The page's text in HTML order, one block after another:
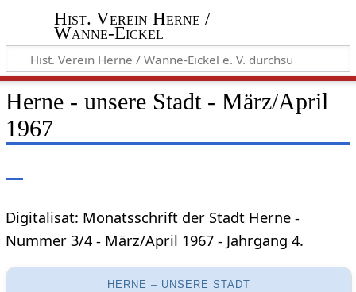
Hist. Verein Herne /
Wanne-Eickel
Herne - unsere Stadt - März/April
1967
Digitalisat: Monatsschrift der Stadt Herne -
Nummer 3/4 - März/April 1967 - Jahrgang 4.
HERNE – UNSERE STADT